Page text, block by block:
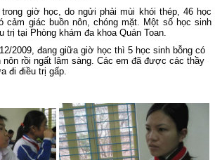
trong giờ học, do ngửi phải mùi khói thép, 46 học
cảm giác buồn nôn, chóng mặt. Một số học sinh
trị tại Phòng khám đa khoa Quán Toan.
2009, đang giữa giờ học thì 5 học sinh bỗng có
rồi ngất lâm sàng. Các em đã được các thầy
đi điều trị gấp.